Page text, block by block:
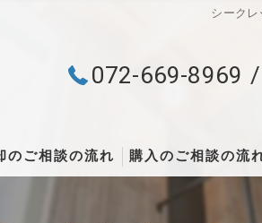
シークレ
072-669-8969
のご相談の流れ 購入のご相談の流